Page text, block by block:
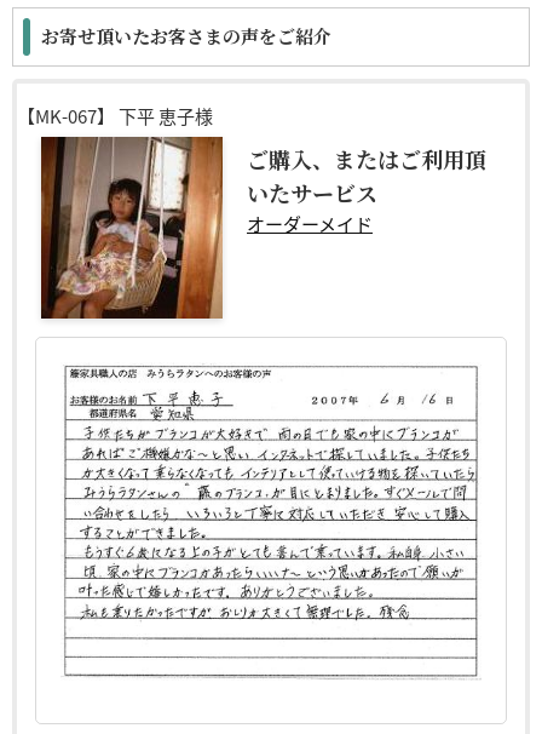
お寄せ頂いたお客さまの声をご紹介
【MK-067】 下平 恵子様
ご購入、またはご利用頂
いたサービス
オーダーメイド